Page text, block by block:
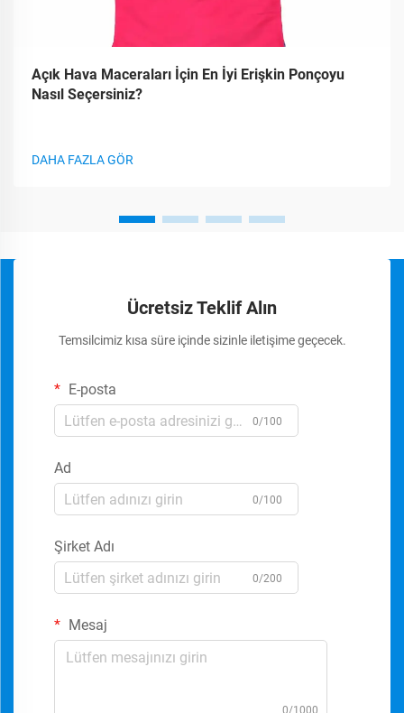
Açık Hava Maceraları İçin En İyi Erişkin Ponçoyu
Nasıl Seçersiniz?
DAHA FAZLA GÖR
Ücretsiz Teklif Alın
Temsilcimiz kısa süre içinde sizinle iletişime geçecek.
E-posta
0/100
Ad
0/100
Şirket Adı
0/200
Mesaj
0/1000